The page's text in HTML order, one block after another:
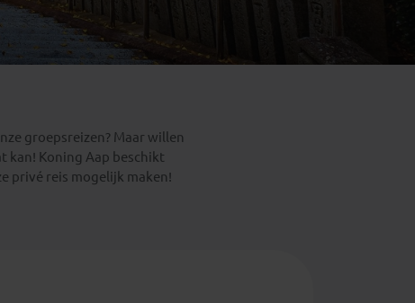
groepsreizen? Maar willen
kan! Koning Aap beschikt
privé reis mogelijk maken!